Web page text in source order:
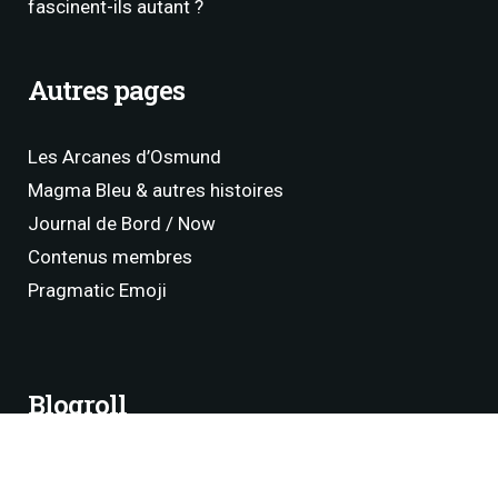
fascinent-ils autant ?
Autres pages
Les Arcanes d’Osmund
Magma Bleu & autres histoires
Journal de Bord / Now
Contenus membres
Pragmatic Emoji
Blogroll